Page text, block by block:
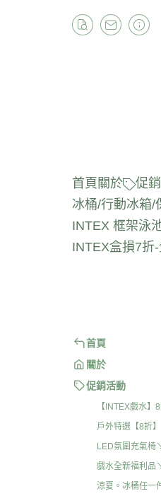
首頁 關於 促
冰桶/行動冰箱/
INTEX 框架泳
INTEX盒損7折
首頁
關於
促銷活動
【INTEX戲水】
戶外特選【8折】
LED氛圍充氣
戲水全新福利品
涼夏。冰桶任一